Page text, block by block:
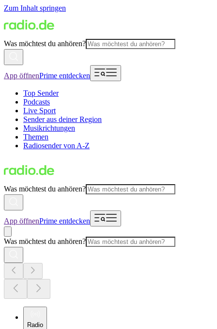
Zum Inhalt springen
Was möchtest du anhören?
App öffnenPrime entdecken
Top Sender
Podcasts
Live Sport
Sender aus deiner Region
Musikrichtungen
Themen
Radiosender von A-Z
Was möchtest du anhören?
App öffnenPrime entdecken
Was möchtest du anhören?
Radio